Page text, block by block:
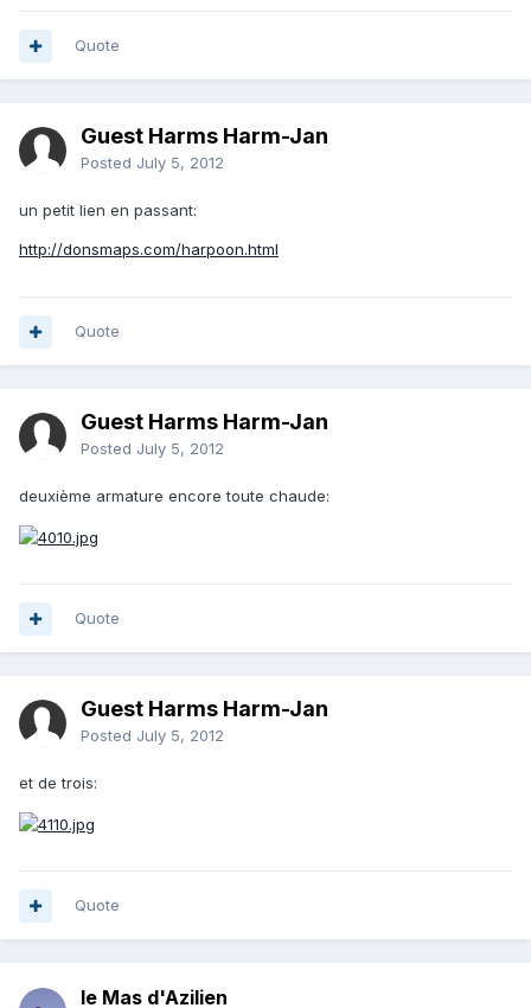
Quote
Guest Harms Harm-Jan
Posted July 5, 2012
un petit lien en passant:
http://donsmaps.com/harpoon.html
Quote
Guest Harms Harm-Jan
Posted July 5, 2012
deuxième armature encore toute chaude:
Quote
Guest Harms Harm-Jan
Posted July 5, 2012
et de trois:
Quote
le Mas d'Azilien